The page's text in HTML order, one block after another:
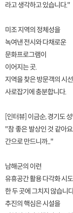
라고 생각하고 있습니다."
미조 지역의 정체성을
녹여낸 전시와 다채로운
문화프로그램이
이어지는 곳.
지역을 찾은 방문객의 시
사로잡기에 충분합니다.
[인터뷰] 이금순, 경기도
"참 좋은 발상인 것 같아
간으로 만드니까..."
남해군의 이런
유휴공간 활용 다각화 시
한 두 곳에 그치지 않습니
추진의 핵심은 시설을